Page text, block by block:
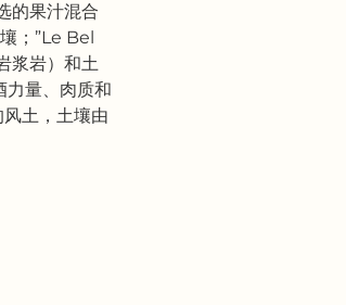
的果汁混合
；”Le Bel
浆岩）和土
力量、肉质和
土，土壤由